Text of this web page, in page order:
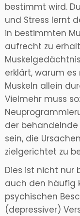
bestimmt wird.
und Stress lernt
in bestimmten
aufrecht zu
erklärt, warum
Muskeln allein
Vielmehr muss
der
sein, die
zielgerichtet zu
Dies ist nicht nur
auch den häufig
psychischen
(depressiver)